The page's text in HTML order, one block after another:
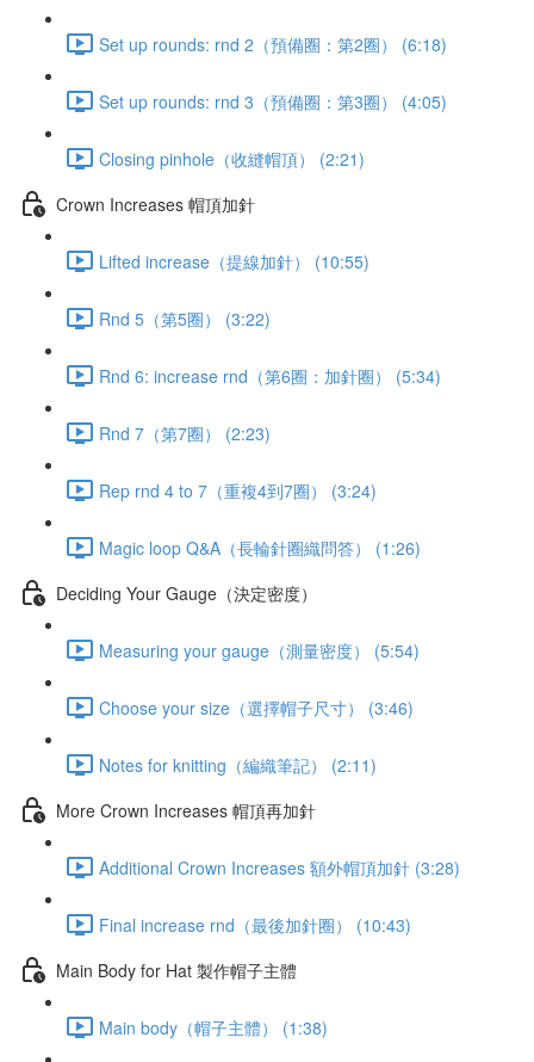
Set up rounds: rnd 2（預備圈：第2圈） (6:18)
Set up rounds: rnd 3（預備圈：第3圈） (4:05)
Closing pinhole（收縫帽頂） (2:21)
Crown Increases 帽頂加針
Lifted increase（提線加針） (10:55)
Rnd 5（第5圈） (3:22)
Rnd 6: increase rnd（第6圈：加針圈） (5:34)
Rnd 7（第7圈） (2:23)
Rep rnd 4 to 7（重複4到7圈） (3:24)
Magic loop Q&A（長輪針圈織問答） (1:26)
Deciding Your Gauge（決定密度）
Measuring your gauge（測量密度） (5:54)
Choose your size（選擇帽子尺寸） (3:46)
Notes for knitting（編織筆記） (2:11)
More Crown Increases 帽頂再加針
Additional Crown Increases 額外帽頂加針 (3:28)
Final increase rnd（最後加針圈） (10:43)
Main Body for Hat 製作帽子主體
Main body（帽子主體） (1:38)